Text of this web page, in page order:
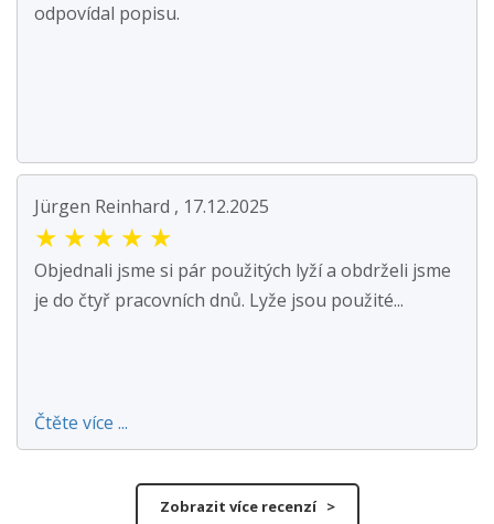
odpovídal popisu.
Jürgen Reinhard , 17.12.2025
★ ★ ★ ★ ★
Objednali jsme si pár použitých lyží a obdrželi jsme
je do čtyř pracovních dnů. Lyže jsou použité...
Čtěte více ...
Zobrazit více recenzí >